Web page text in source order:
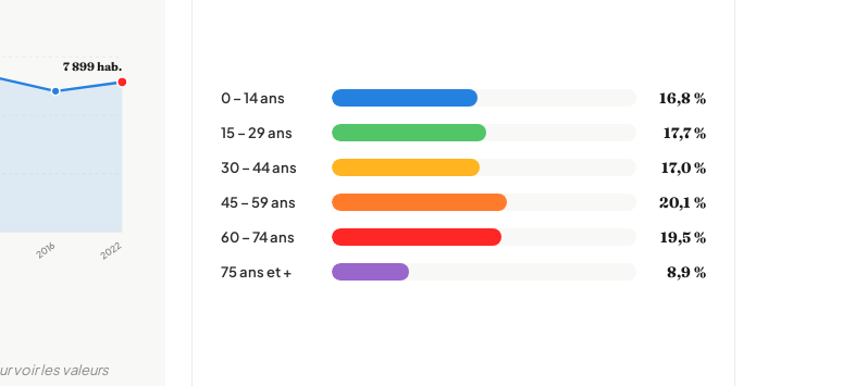
2016 2022
7 899 hab.
voir les valeurs
0 – 14 ans 16,8 %
15 – 29 ans 17,7 %
30 – 44 ans 17,0 %
45 – 59 ans 20,1 %
60 – 74 ans 19,5 %
75 ans et + 8,9 %